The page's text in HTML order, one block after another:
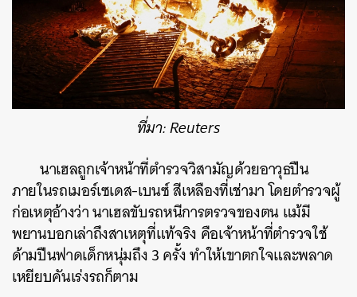
ที่มา: Reuters
นาเฮลถูกเจ้าหน้าที่ตำรวจวิสามัญด้วยอาวุธปืน
ภายในรถเมอร์เซเดส-เบนซ์ สีเหลืองที่เช่ามา โดยตำรวจผู้
ก่อเหตุอ้างว่า นาเฮลขับรถหนีการตรวจของตน แม้มี
พยานบอกเล่าถึงสาเหตุที่แท้จริง คือเจ้าหน้าที่ตำรวจใช้
ด้ามปืนฟาดเด็กหนุ่มถึง 3 ครั้ง ทำให้เขาตกใจและพลาด
เหยียบคันเร่งรถก็ตาม